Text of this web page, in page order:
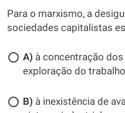
Para o marxismo, a
sociedades capitalistas
A) à concentração
exploração do
B) à inexistência de